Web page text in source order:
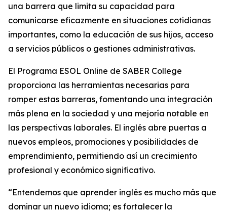
una barrera que limita su capacidad para
comunicarse eficazmente en situaciones cotidianas
importantes, como la educación de sus hijos, acceso
a servicios públicos o gestiones administrativas.
El Programa ESOL Online de SABER College
proporciona las herramientas necesarias para
romper estas barreras, fomentando una integración
más plena en la sociedad y una mejoría notable en
las perspectivas laborales. El inglés abre puertas a
nuevos empleos, promociones y posibilidades de
emprendimiento, permitiendo así un crecimiento
profesional y económico significativo.
“Entendemos que aprender inglés es mucho más que
dominar un nuevo idioma; es fortalecer la